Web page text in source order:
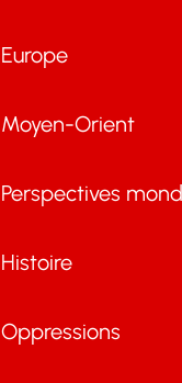
Europe
Moyen-Orient
Perspectives
Histoire
Oppressions